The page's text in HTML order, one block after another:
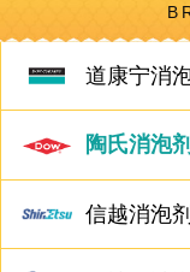
道康宁消
陶氏消泡剂
信越消泡剂